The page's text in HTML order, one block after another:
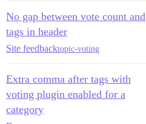
No gap between vote count and
tags in header
Site feedbacktopic-voting
Extra comma after tags with
voting plugin enabled for a
category